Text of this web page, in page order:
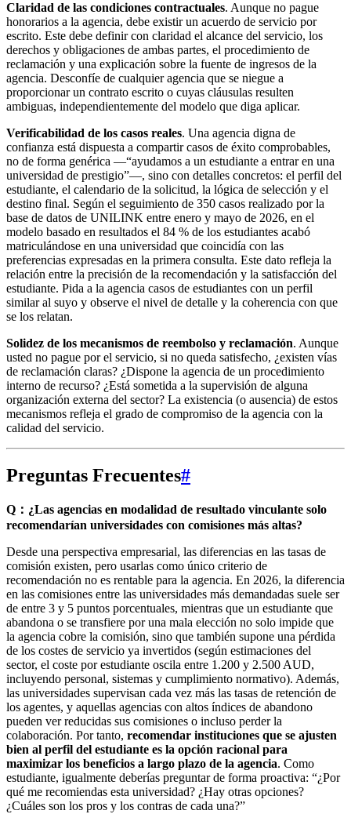
Claridad de las condiciones contractuales. Aunque no pague
honorarios a la agencia, debe existir un acuerdo de servicio por
escrito. Este debe definir con claridad el alcance del servicio, los
derechos y obligaciones de ambas partes, el procedimiento de
reclamación y una explicación sobre la fuente de ingresos de la
agencia. Desconfíe de cualquier agencia que se niegue a
proporcionar un contrato escrito o cuyas cláusulas resulten
ambiguas, independientemente del modelo que diga aplicar.
Verificabilidad de los casos reales. Una agencia digna de
confianza está dispuesta a compartir casos de éxito comprobables,
no de forma genérica —“ayudamos a un estudiante a entrar en una
universidad de prestigio”—, sino con detalles concretos: el perfil del
estudiante, el calendario de la solicitud, la lógica de selección y el
destino final. Según el seguimiento de 350 casos realizado por la
base de datos de UNILINK entre enero y mayo de 2026, en el
modelo basado en resultados el 84 % de los estudiantes acabó
matriculándose en una universidad que coincidía con las
preferencias expresadas en la primera consulta. Este dato refleja la
relación entre la precisión de la recomendación y la satisfacción del
estudiante. Pida a la agencia casos de estudiantes con un perfil
similar al suyo y observe el nivel de detalle y la coherencia con que
se los relatan.
Solidez de los mecanismos de reembolso y reclamación. Aunque
usted no pague por el servicio, si no queda satisfecho, ¿existen vías
de reclamación claras? ¿Dispone la agencia de un procedimiento
interno de recurso? ¿Está sometida a la supervisión de alguna
organización externa del sector? La existencia (o ausencia) de estos
mecanismos refleja el grado de compromiso de la agencia con la
calidad del servicio.
Preguntas Frecuentes#
Q：¿Las agencias en modalidad de resultado vinculante solo
recomendarían universidades con comisiones más altas?
Desde una perspectiva empresarial, las diferencias en las tasas de
comisión existen, pero usarlas como único criterio de
recomendación no es rentable para la agencia. En 2026, la diferencia
en las comisiones entre las universidades más demandadas suele ser
de entre 3 y 5 puntos porcentuales, mientras que un estudiante que
abandona o se transfiere por una mala elección no solo impide que
la agencia cobre la comisión, sino que también supone una pérdida
de los costes de servicio ya invertidos (según estimaciones del
sector, el coste por estudiante oscila entre 1.200 y 2.500 AUD,
incluyendo personal, sistemas y cumplimiento normativo). Además,
las universidades supervisan cada vez más las tasas de retención de
los agentes, y aquellas agencias con altos índices de abandono
pueden ver reducidas sus comisiones o incluso perder la
colaboración. Por tanto, recomendar instituciones que se ajusten
bien al perfil del estudiante es la opción racional para
maximizar los beneficios a largo plazo de la agencia. Como
estudiante, igualmente deberías preguntar de forma proactiva: “¿Por
qué me recomiendas esta universidad? ¿Hay otras opciones?
¿Cuáles son los pros y los contras de cada una?”